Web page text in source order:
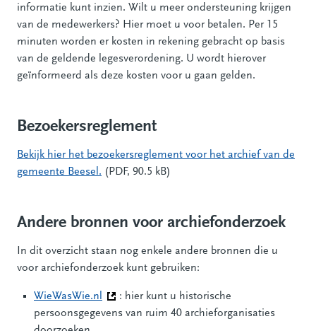
informatie kunt inzien. Wilt u meer ondersteuning krijgen
van de medewerkers? Hier moet u voor betalen. Per 15
minuten worden er kosten in rekening gebracht op basis
van de geldende legesverordening. U wordt hierover
geïnformeerd als deze kosten voor u gaan gelden.
Bezoekersreglement
Bekijk hier het bezoekersreglement voor het archief van de
gemeente Beesel. (PDF, 90.5 kB)
Andere bronnen voor archiefonderzoek
In dit overzicht staan nog enkele andere bronnen die u
voor archiefonderzoek kunt gebruiken:
WieWasWie.nl (Deze link gaat naar een andere website)
: hier kunt u historische
persoonsgegevens van ruim 40 archieforganisaties